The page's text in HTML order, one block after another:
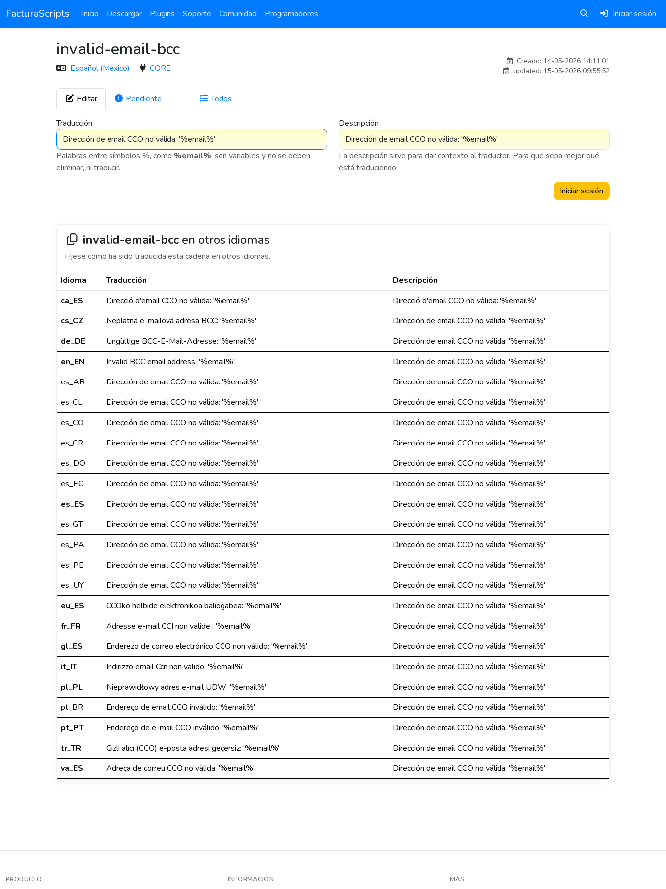
FacturaScripts Inicio Descargar Plugins Soporte Comunidad Programadores Iniciar sesión
invalid-email-bcc
Español (México) CORE
Creado: 14-05-2026 14:11:01
updated: 15-05-2026 09:55:52
Editar Pendiente Todos
Traducción
Palabras entre símbolos %, como %email%, son variables y no se deben
eliminar, ni traducir.
Descripción
La descripción sirve para dar contexto al traductor. Para que sepa mejor qué
está traduciendo.
Iniciar sesión
invalid-email-bcc en otros idiomas
Fíjese como ha sido traducida esta cadena en otros idiomas.
Idioma Traducción
Descripción
ca_ES
Direcció d'email CCO no vàlida: '%email%'
Direcció d'email CCO no vàlida: '%email%'
cs_CZ
Neplatná e-mailová adresa BCC: '%email%'
Dirección de email CCO no válida: '%email%'
de_DE
Ungültige BCC-E-Mail-Adresse: '%email%'
Dirección de email CCO no válida: '%email%'
en_EN
Invalid BCC email address: '%email%'
Dirección de email CCO no válida: '%email%'
es_AR
Dirección de email CCO no válida: '%email%'
Dirección de email CCO no válida: '%email%'
es_CL
Dirección de email CCO no válida: '%email%'
Dirección de email CCO no válida: '%email%'
es_CO
Dirección de email CCO no válida: '%email%'
Dirección de email CCO no válida: '%email%'
es_CR
Dirección de email CCO no válida: '%email%'
Dirección de email CCO no válida: '%email%'
es_DO
Dirección de email CCO no válida: '%email%'
Dirección de email CCO no válida: '%email%'
es_EC
Dirección de email CCO no válida: '%email%'
Dirección de email CCO no válida: '%email%'
es_ES
Dirección de email CCO no válida: '%email%'
Dirección de email CCO no válida: '%email%'
es_GT
Dirección de email CCO no válida: '%email%'
Dirección de email CCO no válida: '%email%'
es_PA
Dirección de email CCO no válida: '%email%'
Dirección de email CCO no válida: '%email%'
es_PE
Dirección de email CCO no válida: '%email%'
Dirección de email CCO no válida: '%email%'
es_UY
Dirección de email CCO no válida: '%email%'
Dirección de email CCO no válida: '%email%'
eu_ES
CCOko helbide elektronikoa baliogabea: '%email%'
Dirección de email CCO no válida: '%email%'
fr_FR
Adresse e-mail CCI non valide : '%email%'
Dirección de email CCO no válida: '%email%'
gl_ES
Enderezo de correo electrónico CCO non válido: '%email%'
Dirección de email CCO no válida: '%email%'
it_IT
Indirizzo email Ccn non valido: '%email%'
Dirección de email CCO no válida: '%email%'
pl_PL
Nieprawidłowy adres e-mail UDW: '%email%'
Dirección de email CCO no válida: '%email%'
pt_BR
Endereço de email CCO inválido: '%email%'
Dirección de email CCO no válida: '%email%'
pt_PT
Endereço de e-mail CCO inválido: '%email%'
Dirección de email CCO no válida: '%email%'
tr_TR
Gizli alıcı (CCO) e-posta adresi geçersiz: '%email%'
Dirección de email CCO no válida: '%email%'
va_ES
Adreça de correu CCO no vàlida: '%email%' Dirección de email CCO no válida: '%email%'
PRODUCTO INFORMACIÓN MÁS